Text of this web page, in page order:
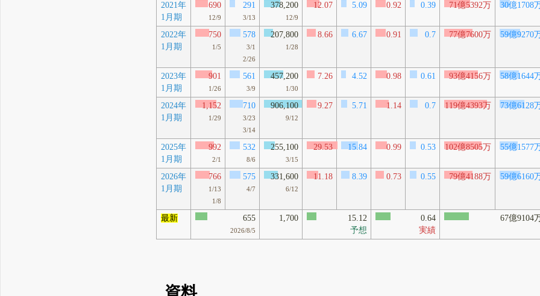
2021年
1月期
690
12/9
291
3/13
378,200
12/9
12.07 5.09 0.92 0.39 71億5392万 30億1708
2022年
1月期
750
1/5
578
3/1
2/26
207,800
1/28
8.66 6.67 0.91 0.7 77億7600万 59億9270
2023年
1月期
901
1/26
561
3/9
457,200
1/30
7.26 4.52 0.98 0.61 93億4156万 58億1644
2024年
1月期
1,152
1/29
710
3/23
3/14
906,100
9/12
9.27 5.71 1.14 0.7 119億4393万 73億6128
2025年
1月期
992
2/1
532
8/6
255,100
3/15
29.53 15.84 0.99 0.53 102億8505万 55億1577
2026年
1月期
766
1/13
1/8
575
4/7
331,600
6/12
11.18 8.39 0.73 0.55 79億4188万 59億6160
最新 655
2026/8/5
1,700
15.12
予想
0.64
実績
67億9104
資料